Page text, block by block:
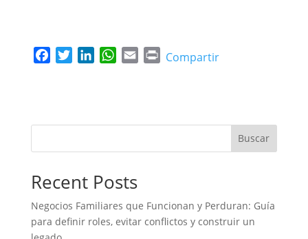
b
o
t
r
e
I
W
s
p
l
P
t
Compartir
Buscar
Recent Posts
Negocios Familiares que Funcionan y Perduran: Guía
para definir roles, evitar conflictos y construir un